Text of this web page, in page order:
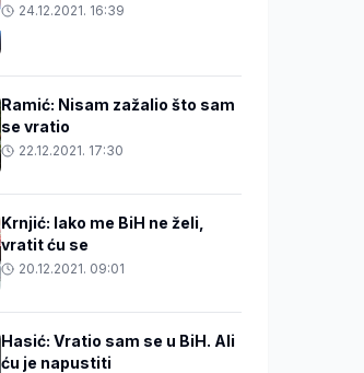
24.12.2021. 16:39
Ramić: Nisam zažalio što sam
se vratio
22.12.2021. 17:30
Krnjić: Iako me BiH ne želi,
vratit ću se
20.12.2021. 09:01
Hasić: Vratio sam se u BiH. Ali
ću je napustiti